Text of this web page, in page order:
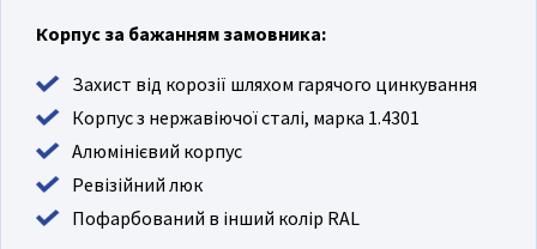
Корпус за бажанням замовника:
Захист від корозії шляхом гарячого цинкування
Корпус з нержавіючої сталі, марка 1.4301
Алюмінієвий корпус
Ревізійний люк
Пофарбований в інший колір RAL